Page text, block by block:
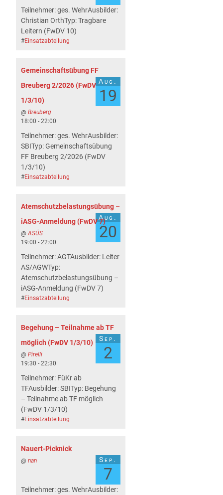
Teilnehmer: ges. WehrAusbilder:
Christian OrthTyp: Tragbare
Leitern (FwDV 10)
#Einsatzabteilung
Aug.
19
Gemeinschaftsübung FF
Breuberg 2/2026 (FwDV
1/3/10)
@Breuberg
18:00 - 22:00
Teilnehmer: ges. WehrAusbilder:
SBITyp: Gemeinschaftsübung
FF Breuberg 2/2026 (FwDV
1/3/10)
#Einsatzabteilung
Aug.
20
Atemschutzbelastungsübung –
iASG-Anmeldung (FwDV 7)
@ASÜS
19:00 - 22:00
Teilnehmer: AGTAusbilder: Leiter
AS/AGWTyp:
Atemschutzbelastungsübung –
iASG-Anmeldung (FwDV 7)
#Einsatzabteilung
Sep.
2
Begehung – Teilnahme ab TF
möglich (FwDV 1/3/10)
@Pirelli
19:30 - 22:30
Teilnehmer: FüKr ab
TFAusbilder: SBITyp: Begehung
– Teilnahme ab TF möglich
(FwDV 1/3/10)
#Einsatzabteilung
Sep.
7
Nauert-Picknick
@nan
Teilnehmer: ges. WehrAusbilder: